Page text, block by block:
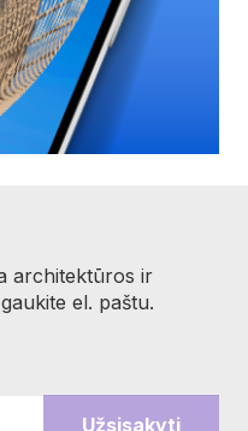
architektūros ir
el. paštu.